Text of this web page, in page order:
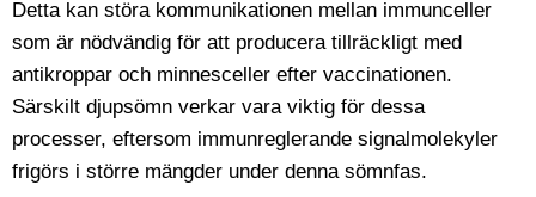
Detta kan störa kommunikationen mellan immunceller
som är nödvändig för att producera tillräckligt med
antikroppar och minnesceller efter vaccinationen.
Särskilt djupsömn verkar vara viktig för dessa
processer, eftersom immunreglerande signalmolekyler
frigörs i större mängder under denna sömnfas.